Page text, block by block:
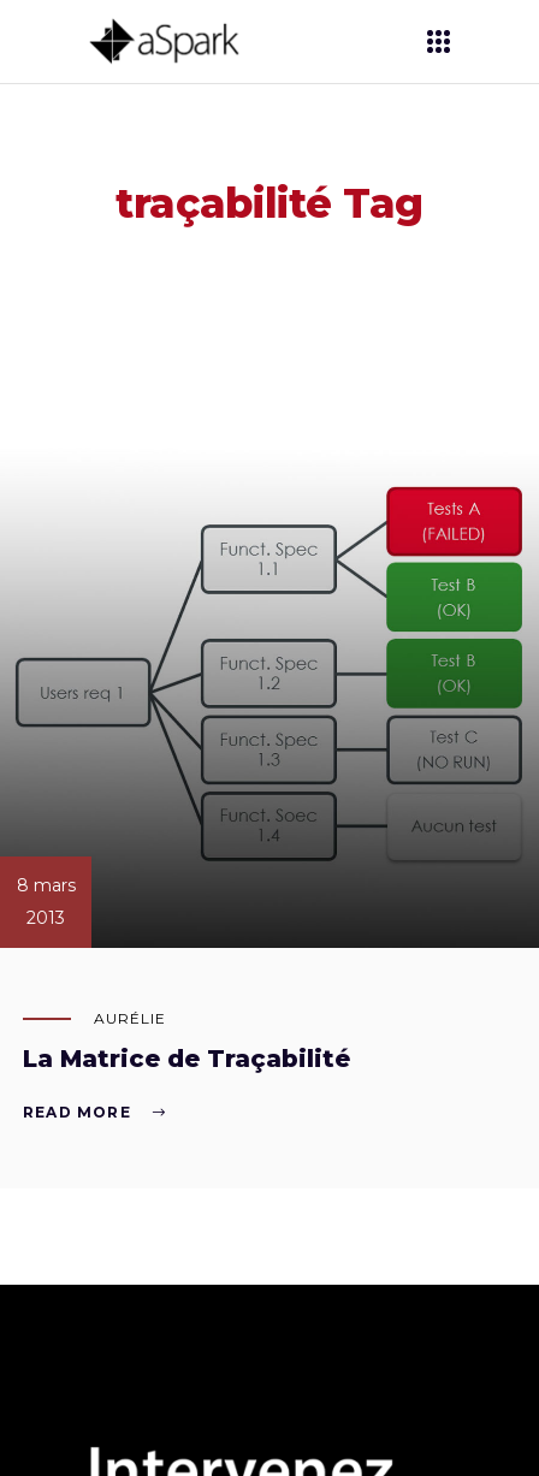
traçabilité Tag
8 mars
2013
AURÉLIE
La Matrice de Traçabilité
READ MORE